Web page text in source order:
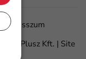
Plusz Kft. | Site
Impresszum